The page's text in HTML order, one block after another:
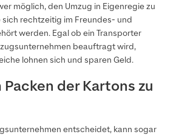
möglich, den Umzug in Eigenregie zu
rechtzeitig im Freundes- und
werden. Egal ob ein Transporter
beauftragt wird,
lohnen sich und sparen Geld.
der Kartons zu
entscheidet, kann sogar